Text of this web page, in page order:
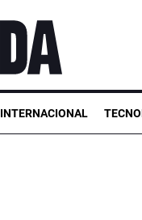
INTERNACIONAL